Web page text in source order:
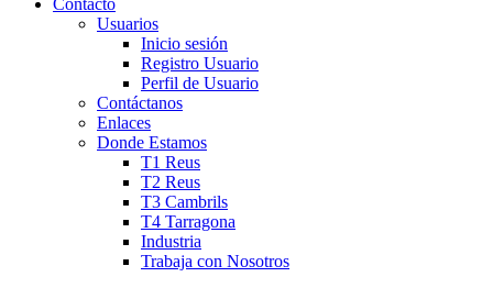
Contacto
Usuarios
Inicio sesión
Registro Usuario
Perfil de Usuario
Contáctanos
Enlaces
Donde Estamos
T1 Reus
T2 Reus
T3 Cambrils
T4 Tarragona
Industria
Trabaja con Nosotros